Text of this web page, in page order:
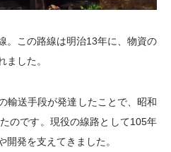
。この路線は明治13年に、物資の
ました。
輸送手段が発達したことで、昭和
のです。現役の線路として105年
発を支えてきました。